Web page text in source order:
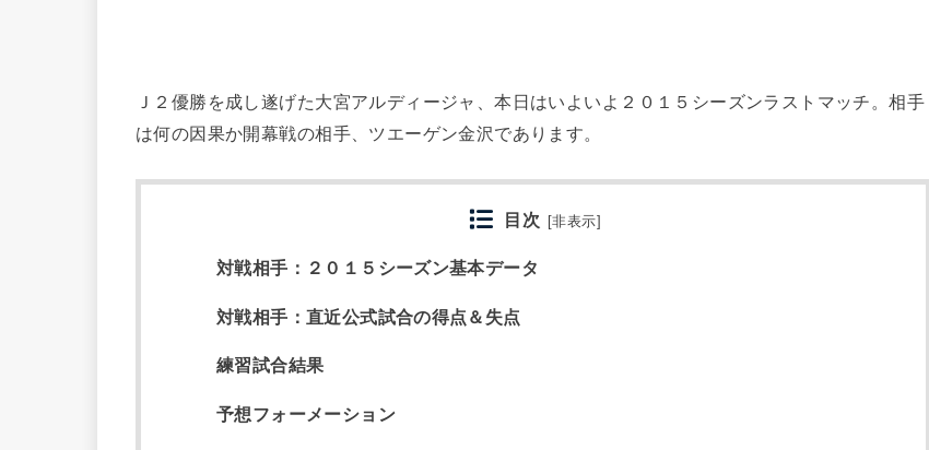
Ｊ２優勝を成し遂げた大宮アルディージャ、本日はいよいよ２０１５シーズンラストマッチ。相手
は何の因果か開幕戦の相手、ツエーゲン金沢であります。
目次 [非表示]
対戦相手：２０１５シーズン基本データ
対戦相手：直近公式試合の得点＆失点
練習試合結果
予想フォーメーション